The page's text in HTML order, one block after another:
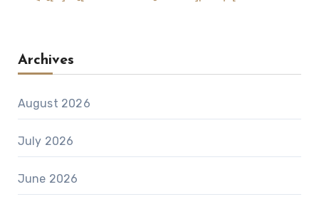
Archives
August 2026
July 2026
June 2026